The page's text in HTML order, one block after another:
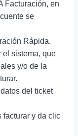
Facturación, en
se
Rápida.
el sistema, que
y/o de la
del ticket
facturar y da clic